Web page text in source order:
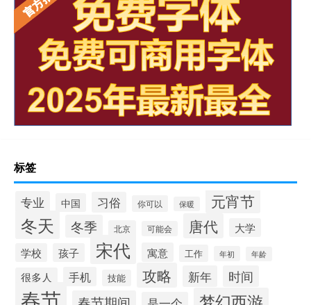
标签
专业 中国 习俗 你可以 保暖 元宵节
冬天 冬季 北京 可能会 唐代
大学
学校
孩子 宋代 寓意 工作 年初 年龄
很多人 手机 技能 攻略 新年 时间
春节